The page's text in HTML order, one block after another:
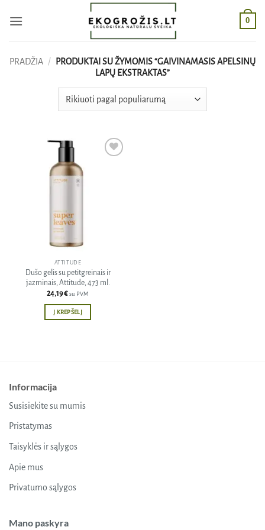
0
PRADŽIA /
PRODUKTAI SU ŽYMOMIS “GAIVINAMASIS APELSINŲ
LAPŲ EKSTRAKTAS”
ATTITUDE
Dušo gelis su petitgreinais ir
jazminais, Attitude, 473 ml.
24,19€su PVM
Į KREPŠELĮ
Informacija
Susisiekite su mumis
Pristatymas
Taisyklės ir sąlygos
Apie mus
Privatumo sąlygos
Mano paskyra